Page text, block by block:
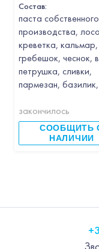
Состав:
паста собственного
производства,
креветка, кальмар,
гребешок, чеснок,
петрушка, сливки,
пармезан,
закончилось
СООБЩИТЬ
НАЛИЧИИ